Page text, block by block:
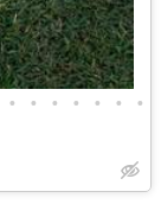
• • • • • • •